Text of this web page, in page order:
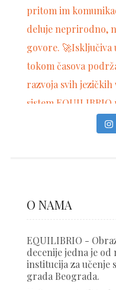
O NAMA
EQUILIBRIO -
decenije jedna je
institucija za
grada Beograda.